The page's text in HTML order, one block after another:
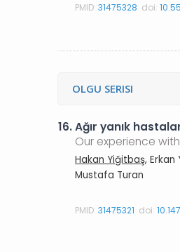
PMID:31475328 doi:
OLGU SERISI
16.Ağır yanık
Our experience
Hakan Yiğitbaş,
Mustafa Turan
PMID:31475321 doi: